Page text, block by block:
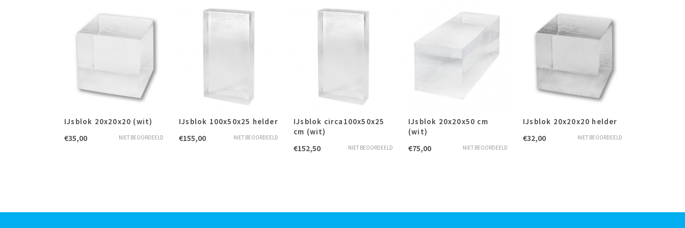
IJsblok 20x20x20 (wit)
NIET BEOORDEELD
€35,00
IJsblok 100x50x25 helder
NIET BEOORDEELD
€155,00
IJsblok circa100x50x25
cm (wit)
NIET BEOORDEELD
€152,50
IJsblok 20x20x50 cm
(wit)
NIET BEOORDEELD
€75,00
IJsblok 20x20x20 helder
NIET BEOORDEELD
€32,00